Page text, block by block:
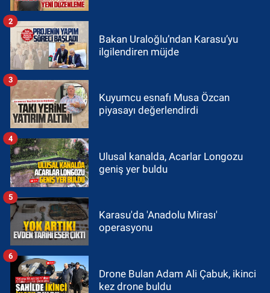
Bakan Uraloğlu’ndan Karasu’yu
ilgilendiren müjde
2
Kuyumcu esnafı Musa Özcan
piyasayı değerlendirdi
3
Ulusal kanalda, Acarlar Longozu
geniş yer buldu
4
Karasu'da 'Anadolu Mirası'
operasyonu
5
Drone Bulan Adam Ali Çabuk, ikinci
kez drone buldu
6